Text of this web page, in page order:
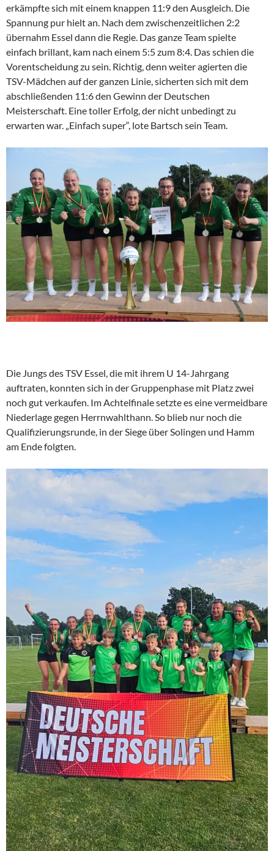
erkämpfte sich mit einem knappen 11:9 den Ausgleich. Die
Spannung pur hielt an. Nach dem zwischenzeitlichen 2:2
übernahm Essel dann die Regie. Das ganze Team spielte
einfach brillant, kam nach einem 5:5 zum 8:4. Das schien die
Vorentscheidung zu sein. Richtig, denn weiter agierten die
TSV-Mädchen auf der ganzen Linie, sicherten sich mit dem
abschließenden 11:6 den Gewinn der Deutschen
Meisterschaft. Eine toller Erfolg, der nicht unbedingt zu
erwarten war. „Einfach super“, lote Bartsch sein Team.
Die Jungs des TSV Essel, die mit ihrem U 14-Jahrgang
auftraten, konnten sich in der Gruppenphase mit Platz zwei
noch gut verkaufen. Im Achtelfinale setzte es eine vermeidbare
Niederlage gegen Herrnwahlthann. So blieb nur noch die
Qualifizierungsrunde, in der Siege über Solingen und Hamm
am Ende folgten.